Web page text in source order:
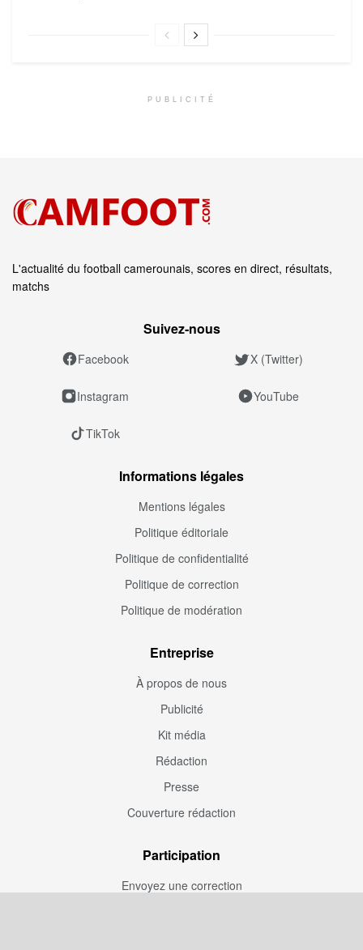
PUBLICITÉ
L'actualité du football camerounais, scores en direct, résultats,
matchs
Suivez‑nous
Facebook X (Twitter)
Instagram YouTube
TikTok
Informations légales
Mentions légales
Politique éditoriale
Politique de confidentialité
Politique de correction
Politique de modération
Entreprise
À propos de nous
Publicité
Kit média
Rédaction
Presse
Couverture rédaction
Participation
Envoyez une correction